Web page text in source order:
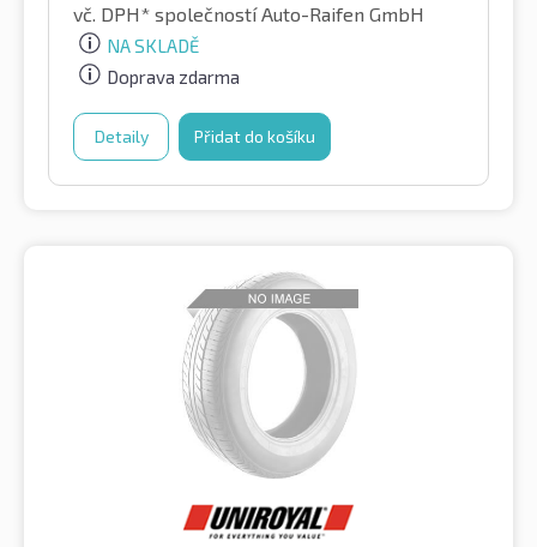
vč. DPH* společností Auto-Raifen GmbH
NA SKLADĚ
Doprava zdarma
Detaily Přidat do košíku